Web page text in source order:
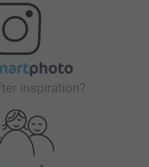
inspiration?